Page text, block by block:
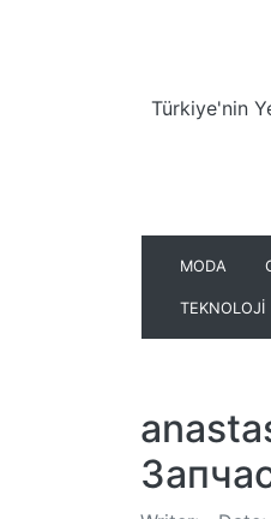
Türkiye'nin
MODA
TEKNOLOJİ